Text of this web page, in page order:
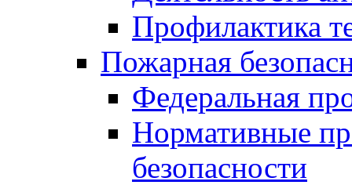
Профилактика
Пожарная
Федеральная
Нормативные
безопасности